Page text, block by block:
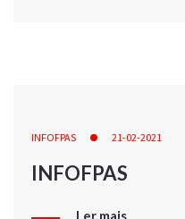
INFOFPAS 21-02-2021
INFOFPAS
Ler mais